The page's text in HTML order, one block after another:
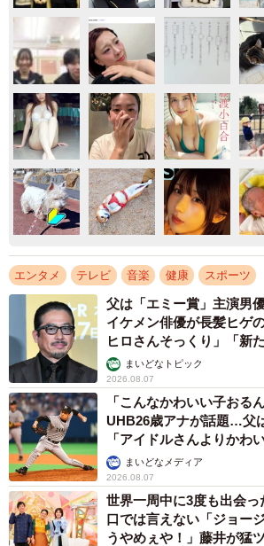
エンタメ テレビ 音楽 健康 スポーツ
父は「エミー賞」主演男
イケメン俳優が長髪ヒゲ
ヒロさんそっくり」「新
まいどなトピック
2026.08.07
「こんなかわいい子おる
UHB26歳アナが話題…父
「アイドルさんよりかわ
か」まいどなメディア
2026.08.07
世界一周中に3度も出会
口では言えない「ジョー
うやめぇや！」藤井が猛